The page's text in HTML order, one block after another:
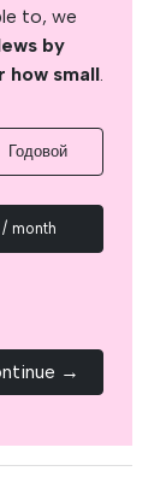
to, we
by
how small.
Годовой
month
→